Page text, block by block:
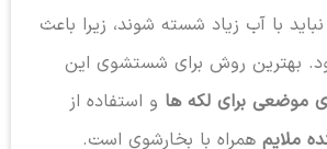
با آب زیاد شسته شوند، زیرا باعث
بهترین روش برای شستشوی این
موضعی برای لکه هاو استفاده از
ملایمهمراه با بخارشوی است.